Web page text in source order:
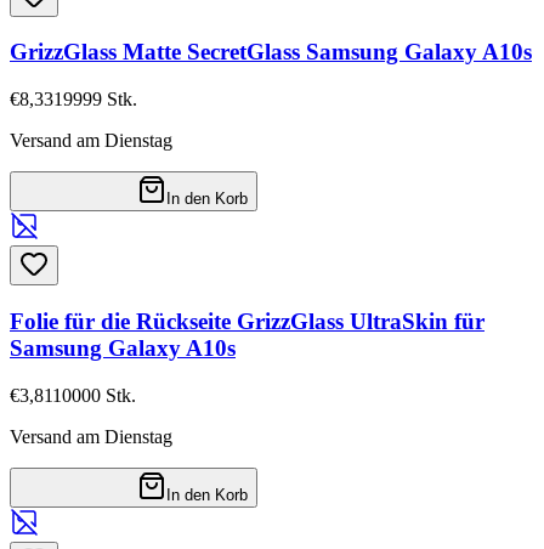
GrizzGlass Matte SecretGlass Samsung Galaxy A10s
€8,3319999 Stk.
Versand am Dienstag
In den Korb
Folie für die Rückseite GrizzGlass UltraSkin für
Samsung Galaxy A10s
€3,8110000 Stk.
Versand am Dienstag
In den Korb